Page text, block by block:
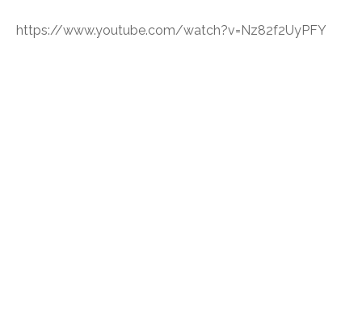
https://www.youtube.com/watch?v=Nz82f2UyPFY